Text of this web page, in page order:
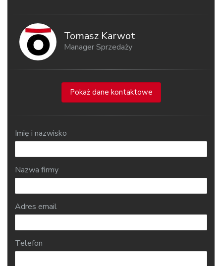
Tomasz Karwot
Manager Sprzedaży
Pokaż dane kontaktowe
Imię i nazwisko
Nazwa firmy
Adres email
Telefon